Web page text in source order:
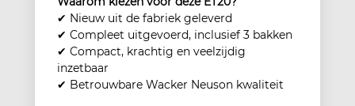
✔ Nieuw uit de fabriek geleverd
✔ Compleet uitgevoerd, inclusief 3 bakken
✔ Compact, krachtig en veelzijdig
inzetbaar
✔ Betrouwbare Wacker Neuson kwaliteit